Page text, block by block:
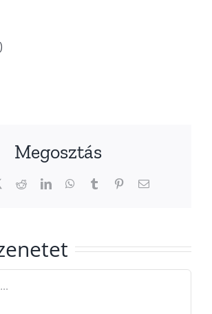
Megosztás
TwitterRedditLinkedInWhatsApp
Tumblr PinterestEmail: